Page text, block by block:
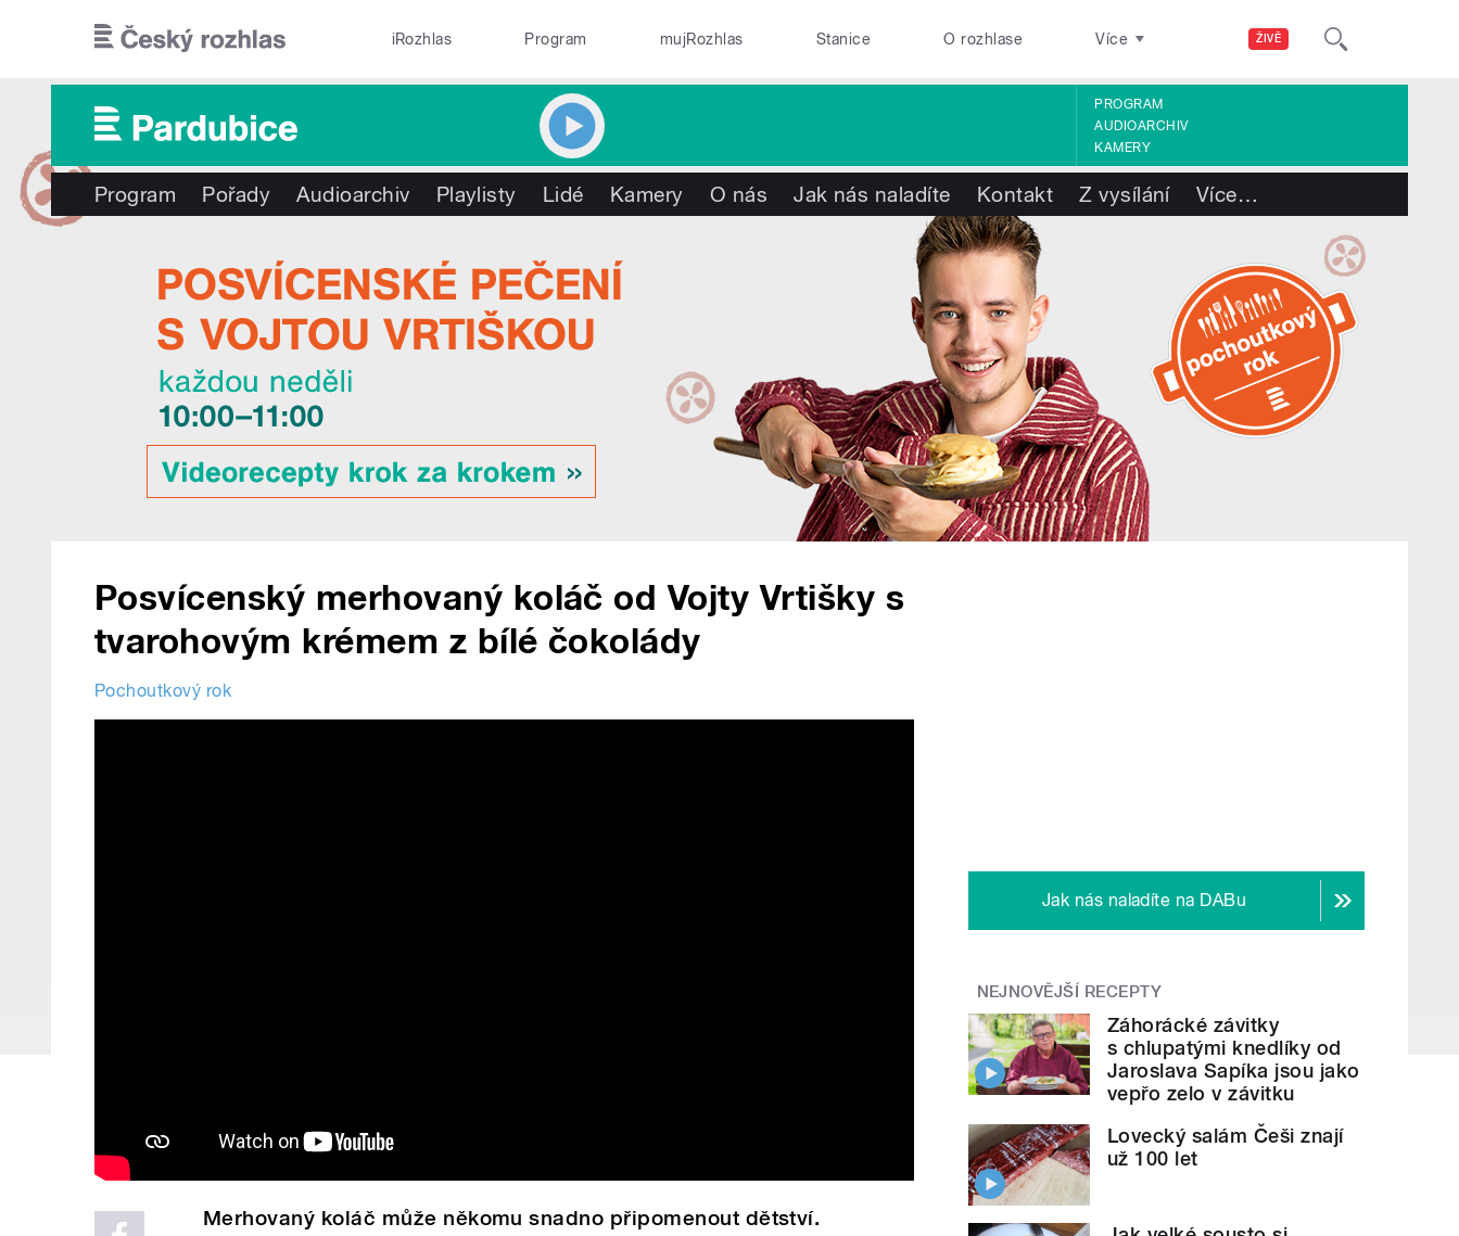
ŽIVĚ
iRozhlas Program mujRozhlas Stanice O rozhlase Více
PROGRAM
AUDIOARCHIV
KAMERY
Program Pořady Audioarchiv Playlisty Lidé Kamery O nás Jak nás naladíte Kontakt Z vysílání Více…
Posvícenský merhovaný koláč od Vojty Vrtišky s
tvarohovým krémem z bílé čokolády
Pochoutkový rok
Merhovaný koláč může někomu snadno připomenout dětství.
Jak nás naladíte na DABu
NEJNOVĚJŠÍ RECEPTY
Záhorácké závitky
s chlupatými knedlíky od
Jaroslava Sapíka jsou jako
vepřo zelo v závitku
Lovecký salám Češi znají
už 100 let